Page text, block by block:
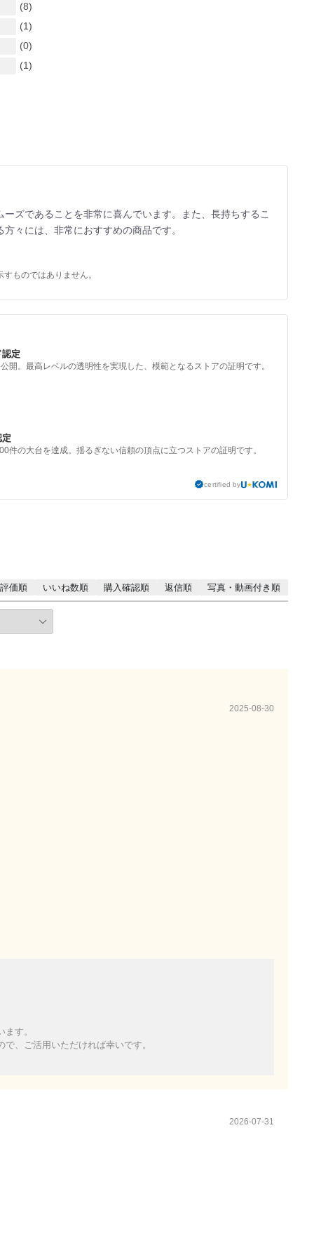
(8)
(1)
(0)
(1)
ズであることを非常に喜んでいます。また、長持ちするこ
々には、非常におすすめの商品です。
ものではありません。
定
開。最高レベルの透明性を実現した、模範となるストアの証明です。
件の大台を達成。揺るぎない信頼の頂点に立つストアの証明です。
certified by
評価順 いいね数順 購入確認順 返信順 写真・動画付き順
2025-08-30
す。
、ご活用いただければ幸いです。
2026-07-31